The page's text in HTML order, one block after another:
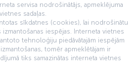
servisa nodrošinātājs, apmeklējuma
sadaļas.
sīkdatnes (cookies), lai nodrošinātu
izmantošanas iespējas. Interneta vietnes
tehnoloģiju piedāvātajām iespējām
tomēr apmeklētājam ir
tiks samazinātas interneta vietnes